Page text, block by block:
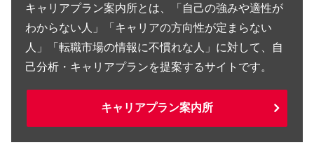
キャリアプラン案内所とは、「自己の強みや適性が
わからない人」「キャリアの方向性が定まらない
人」「転職市場の情報に不慣れな人」に対して、自
己分析・キャリアプランを提案するサイトです。
キャリアプラン案内所